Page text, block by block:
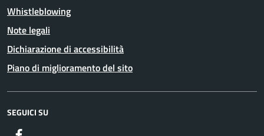
Whistleblowing
Note legali
Dichiarazione di accessibilità
Piano di miglioramento del sito
SEGUICI SU